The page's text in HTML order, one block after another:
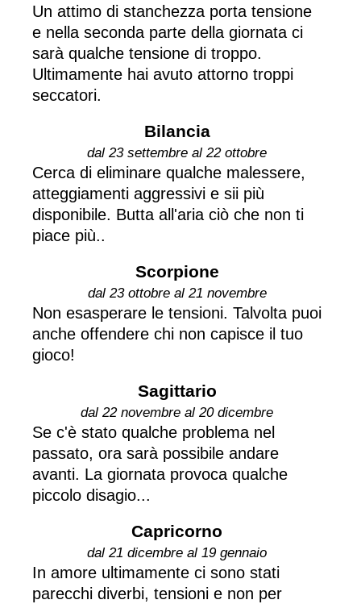
Un attimo di stanchezza porta tensione
e nella seconda parte della giornata ci
sarà qualche tensione di troppo.
Ultimamente hai avuto attorno troppi
seccatori.
Bilancia
dal 23 settembre al 22 ottobre
Cerca di eliminare qualche malessere,
atteggiamenti aggressivi e sii più
disponibile. Butta all'aria ciò che non ti
piace più..
Scorpione
dal 23 ottobre al 21 novembre
Non esasperare le tensioni. Talvolta puoi
anche offendere chi non capisce il tuo
gioco!
Sagittario
dal 22 novembre al 20 dicembre
Se c'è stato qualche problema nel
passato, ora sarà possibile andare
avanti. La giornata provoca qualche
piccolo disagio...
Capricorno
dal 21 dicembre al 19 gennaio
In amore ultimamente ci sono stati
parecchi diverbi, tensioni e non per